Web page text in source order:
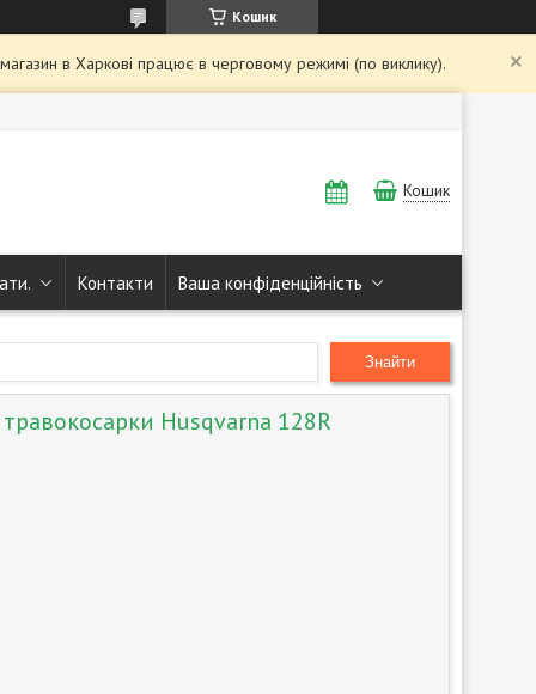
Кошик
в Харкові працює в черговому режимі (по виклику).
Кошик
Контакти Ваша конфіденційність
Знайти
Husqvarna 128R